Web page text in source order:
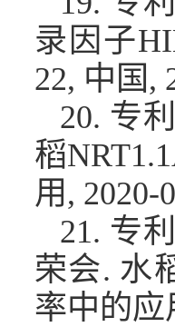
录因子
22, 中国 ,
20. 专
稻
用 , 2020-
21. 专
荣会. 水
率中的应